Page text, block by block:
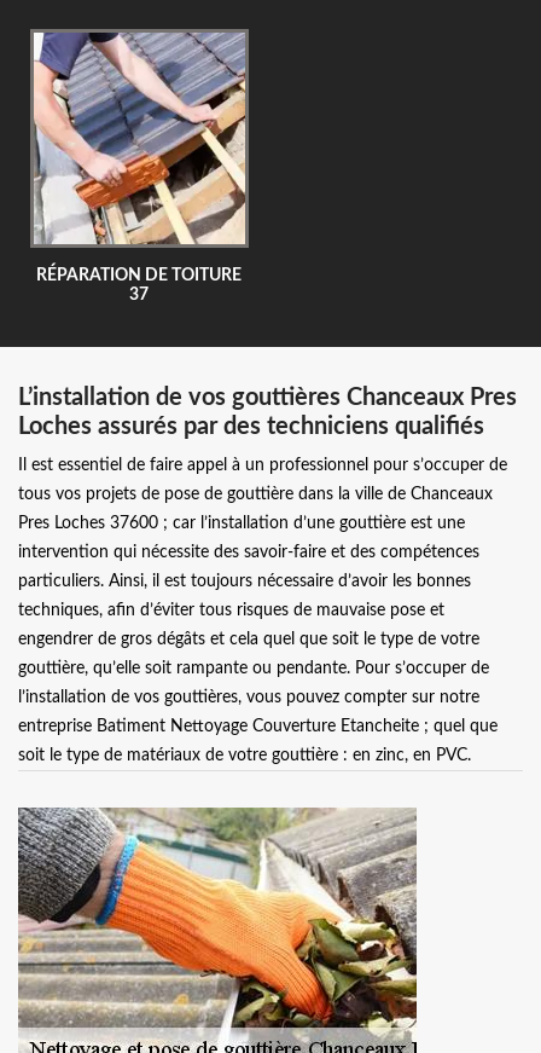
RÉPARATION DE TOITURE
37
L’installation de vos gouttières Chanceaux Pres
Loches assurés par des techniciens qualifiés
Il est essentiel de faire appel à un professionnel pour s’occuper de
tous vos projets de pose de gouttière dans la ville de Chanceaux
Pres Loches 37600 ; car l’installation d’une gouttière est une
intervention qui nécessite des savoir-faire et des compétences
particuliers. Ainsi, il est toujours nécessaire d’avoir les bonnes
techniques, afin d’éviter tous risques de mauvaise pose et
engendrer de gros dégâts et cela quel que soit le type de votre
gouttière, qu’elle soit rampante ou pendante. Pour s’occuper de
l’installation de vos gouttières, vous pouvez compter sur notre
entreprise Batiment Nettoyage Couverture Etancheite ; quel que
soit le type de matériaux de votre gouttière : en zinc, en PVC.